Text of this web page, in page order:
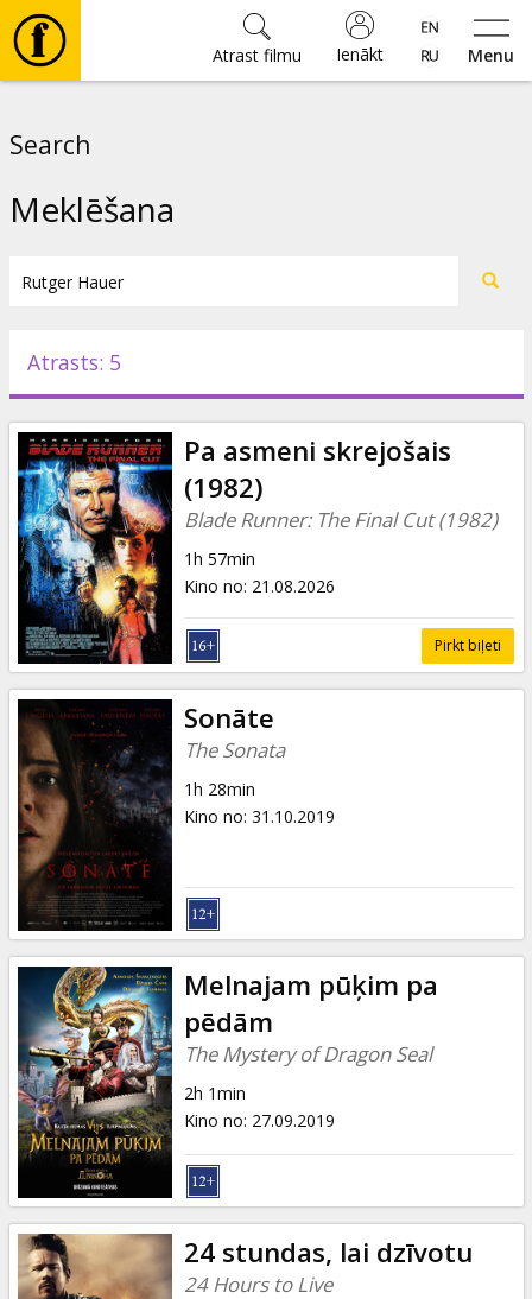
Menu
Ienākt
Atrast filmu
Pasākumi
Ziņas
Dāvanu
kartes
Uzkodas
B2B
Kino
Klubs
Search
Meklēšana
Atrasts: 5
Pa asmeni skrejošais
(1982)
Blade Runner: The Final Cut (1982)
1h 57min
Kino no: 21.08.2026
Pirkt biļeti
Sonāte
The Sonata
1h 28min
Kino no: 31.10.2019
Melnajam pūķim pa
pēdām
The Mystery of Dragon Seal
2h 1min
Kino no: 27.09.2019
24 stundas, lai dzīvotu
24 Hours to Live